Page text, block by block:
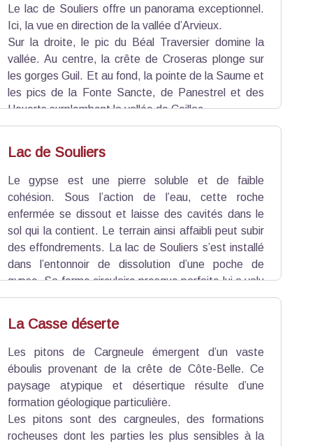
écran
écran
Le lac de Souliers offre un panorama exceptionnel.
Ici, la vue en direction de la vallée d’Arvieux.
Sur la droite, le pic du Béal Traversier domine la
vallée. Au centre, la crête de Croseras plonge sur
les gorges Guil. Et au fond, la pointe de la Saume et
les pics de la Fonte Sancte, de Panestrel et des
Houerts surplombent la vallée de Ceillac.
écran
Lac de Souliers
Le gypse est une pierre soluble et de faible
cohésion. Sous l’action de l’eau, cette roche
enfermée se dissout et laisse des cavités dans le
sol qui la contient. Le terrain ainsi affaibli peut subir
des effondrements. La lac de Souliers s’est installé
dans l’entonnoir de dissolution d’une poche de
gypse. Sa forme circulaire presque parfaite lui a valu
La Casse déserte
Les pitons de Cargneule émergent d’un vaste
éboulis provenant de la crête de Côte-Belle. Ce
paysage atypique et désertique résulte d’une
formation géologique particulière.
Les pitons sont des cargneules, des formations
rocheuses dont les parties les plus sensibles à la